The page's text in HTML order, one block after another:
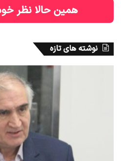
همین حالا نظر
نوشته های تازه